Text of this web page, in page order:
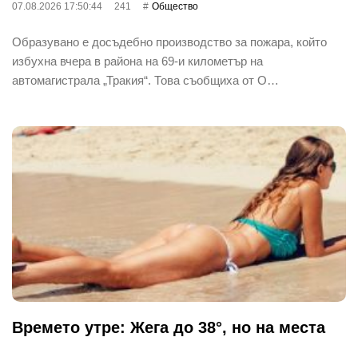
07.08.2026 17:50:44 241 Общество
Образувано е досъдебно производство за пожара, който
избухна вчера в района на 69-и километър на
автомагистрала „Тракия“. Това съобщиха от О…
Времето утре: Жега до 38°, но на места